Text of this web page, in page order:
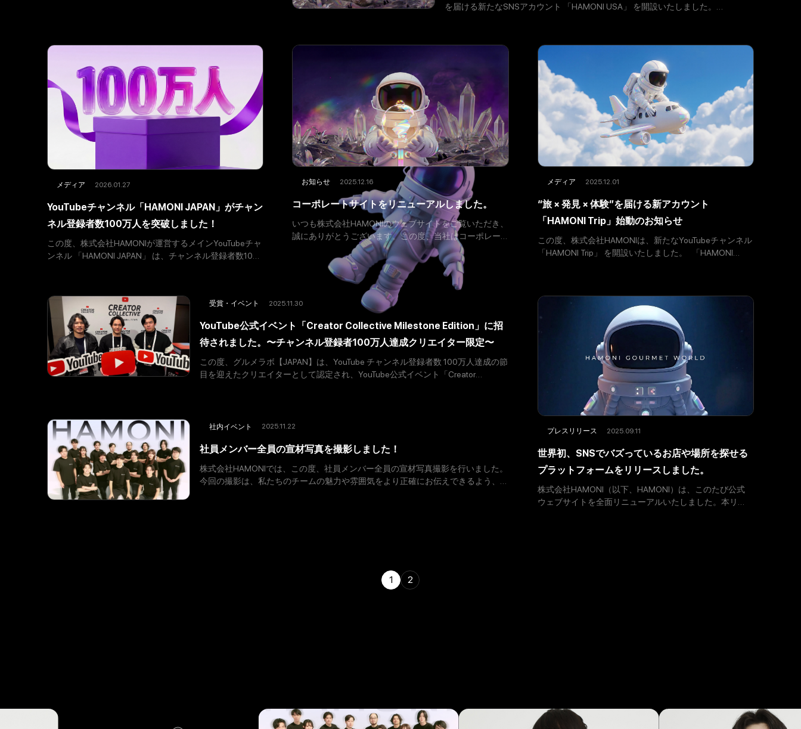
を届ける新たなSNSアカウント 「HAMONI USA」 を開設いたしました。
メディア 2026.01.27
YouTubeチャンネル「HAMONI JAPAN」がチャン
ネル登録者数100万人を突破しました！
この度、株式会社HAMONIが運営するメインYouTubeチャ
ンネル 「HAMONI JAPAN」 は、チャンネル登録者数100
お知らせ 2025.12.16
コーポレートサイトをリニューアルしました。
いつも株式会社HAMONIのウェブサイトをご覧いただき、
誠にありがとうございます。この度、当社はコーポレー
トサイトを全面リニューアルいたしました。 今回のリ
ニューアルでは、より見やすく、より分かりやすく、そ
して私たちの事
メディア 2025.12.01
“旅 × 発見 × 体験”を届ける新アカウント
「HAMONI Trip」始動のお知らせ
この度、株式会社HAMONIは、新たなYouTubeチャンネル
「HAMONI Trip」 を開設いたしました。 「HAMONI
受賞・イベント 2025.11.30
YouTube公式イベント「Creator Collective Milestone Edition」に招
待されました。〜チャンネル登録者100万人達成クリエイター限定〜
この度、グルメラボ【JAPAN】は、YouTube チャンネル登録者数 100万人達成の節
目を迎えたクリエイターとして認定され、YouTube公式イベント「Creator
社内イベント 2025.11.22
社員メンバー全員の宣材写真を撮影しました！
株式会社HAMONIでは、この度、社員メンバー全員の宣材写真撮影を行いました。
今回の撮影は、私たちのチームの魅力や雰囲気をより正確にお伝えできるよう、プ
プレスリリース 2025.09.11
世界初、SNSでバズっているお店や場所を探せる
プラットフォームをリリースしました。
株式会社HAMONI（以下、HAMONI）は、このたび公式
ウェブサイトを全面リニューアルいたしました。本リ
1 2